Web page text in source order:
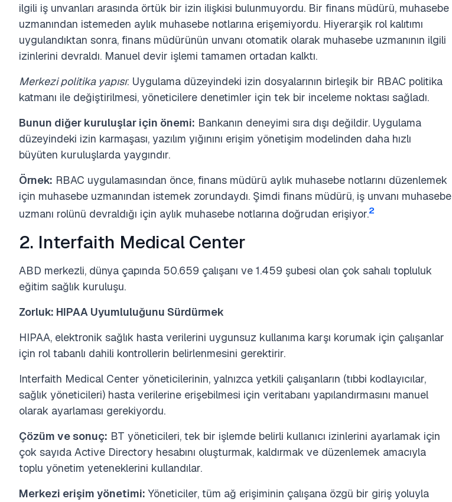
ilgili iş unvanları arasında örtük bir izin ilişkisi bulunmuyordu. Bir finans müdürü, muhasebe
uzmanından istemeden aylık muhasebe notlarına erişemiyordu. Hiyerarşik rol kalıtımı
uygulandıktan sonra, finans müdürünün unvanı otomatik olarak muhasebe uzmanının ilgili
izinlerini devraldı. Manuel devir işlemi tamamen ortadan kalktı.
Merkezi politika yapısı: Uygulama düzeyindeki izin dosyalarının birleşik bir RBAC politika
katmanı ile değiştirilmesi, yöneticilere denetimler için tek bir inceleme noktası sağladı.
Bunun diğer kuruluşlar için önemi: Bankanın deneyimi sıra dışı değildir. Uygulama
düzeyindeki izin karmaşası, yazılım yığınını erişim yönetişim modelinden daha hızlı
büyüten kuruluşlarda yaygındır.
Örnek: RBAC uygulamasından önce, finans müdürü aylık muhasebe notlarını düzenlemek
için muhasebe uzmanından istemek zorundaydı. Şimdi finans müdürü, iş unvanı muhasebe
uzmanı rolünü devraldığı için aylık muhasebe notlarına doğrudan erişiyor.2
2. Interfaith Medical Center
ABD merkezli, dünya çapında 50.659 çalışanı ve 1.459 şubesi olan çok sahalı topluluk
eğitim sağlık kuruluşu.
Zorluk: HIPAA Uyumluluğunu Sürdürmek
HIPAA, elektronik sağlık hasta verilerini uygunsuz kullanıma karşı korumak için çalışanlar
için rol tabanlı dahili kontrollerin belirlenmesini gerektirir.
Interfaith Medical Center yöneticilerinin, yalnızca yetkili çalışanların (tıbbi kodlayıcılar,
sağlık yöneticileri) hasta verilerine erişebilmesi için veritabanı yapılandırmasını manuel
olarak ayarlaması gerekiyordu.
Çözüm ve sonuç: BT yöneticileri, tek bir işlemde belirli kullanıcı izinlerini ayarlamak için
çok sayıda Active Directory hesabını oluşturmak, kaldırmak ve düzenlemek amacıyla
toplu yönetim yeteneklerini kullandılar.
Merkezi erişim yönetimi: Yöneticiler, tüm ağ erişiminin çalışana özgü bir giriş yoluyla